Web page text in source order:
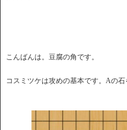
こんばんは。豆腐の角です。
コスミツケは攻めの基本です。Aの石